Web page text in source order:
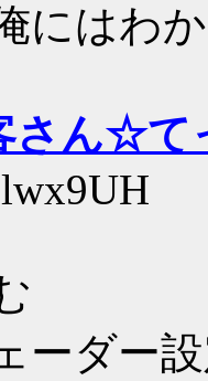
にはわ
さん☆て
ーダー